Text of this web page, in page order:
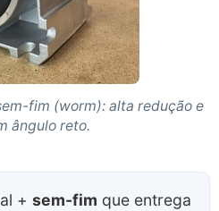
fim (worm): alta redução e
ângulo reto.
+ sem-fim que entrega